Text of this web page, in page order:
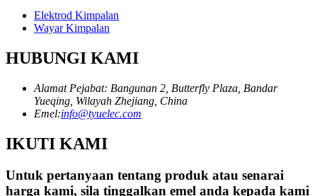
Elektrod Kimpalan
Wayar Kimpalan
HUBUNGI KAMI
Alamat Pejabat: Bangunan 2, Butterfly Plaza, Bandar
Yueqing, Wilayah Zhejiang, China
Emel:info@tyuelec.com
IKUTI KAMI
Untuk pertanyaan tentang produk atau senarai
harga kami, sila tinggalkan emel anda kepada kami